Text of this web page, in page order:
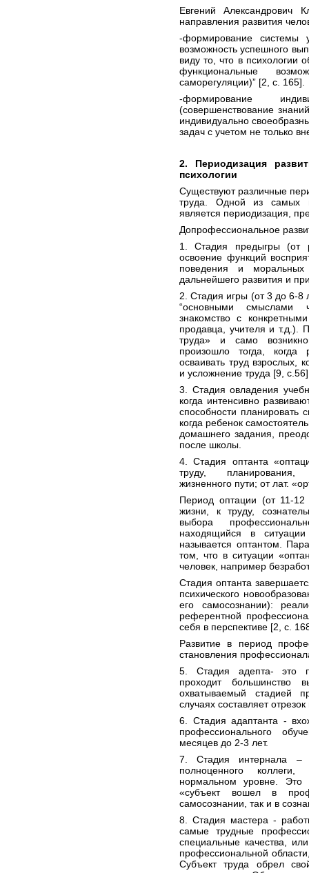
Евгений Александрович
направления развития
-формирование системы
возможность успешного
виду то, что в психологии
функциональные
саморегуляции)” [2, с. 165].
-формирование
(совершенствование
индивидуально
задач с учетом не только
2. Периодизация
психологии
Существуют различные
труда. Одной из самых
является периодизация,
Допрофессиональное
1. Стадия предыгры (от
освоение функций
поведения и моральных
дальнейшего развития и
2. Стадия игры (от 3 до 6-8
“основными смыслами
знакомство с
продавца, учителя и т.д.).
труда» и само
произошло тогда,
осваивать труд взрослых,
и усложнение труда [9,
3. Стадия овладения
когда интенсивно
способности планировать
когда ребенок
домашнего задания,
после школы.
4. Стадия оптанта
труду, планирования,
жизненного пути; от лат.
Период оптации (от 11-
жизни, к труду,
выбора
находящийся в ситуации
называется оптантом.
том, что в ситуации
человек, например
Стадия оптанта
психического
его самосознании):
референтной
себя в перспективе [2, с.
Развитие в период
становления
5. Стадия адепта- это
проходит большинство
охватываемый стадией
случаях составляет
6. Стадия адаптанта -
профессионального
месяцев до 2-3 лет.
7. Стадия интернала –
полноценного
нормальном уровне. Это
«субъект вошел в
самосознании, так и в
8. Стадия мастера -
самые трудные
специальные качества,
профессиональной
Субъект труда обрел